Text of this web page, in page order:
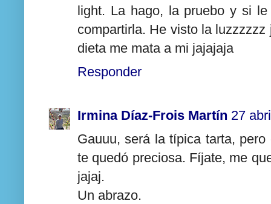
light. La hago, la pruebo y si
compartirla. He visto la
dieta me mata a mi jajajaja
Responder
Irmina Díaz-Frois Martín 27
Gauuu, será la típica tarta,
te quedó preciosa. Fíjate, me
jajaj.
Un abrazo.